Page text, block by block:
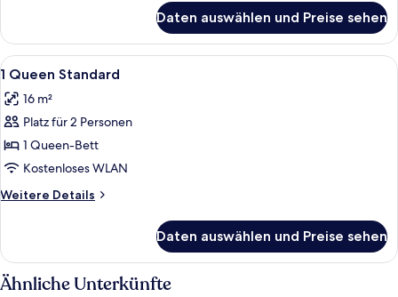
Queen
Standard
Accessible
Daten auswählen und Preise sehen
Alle
Fotos
für
1
Queen
Standard
anzeigen
Allergikerbettwaren, Schreibtisch,
6
1 Queen Standard
16 m²
Platz für 2 Personen
1 Queen-Bett
Kostenloses WLAN
Weitere Details
Weitere
Queen
Standard
Daten auswählen und Preise sehen
Ähnliche Unterkünfte